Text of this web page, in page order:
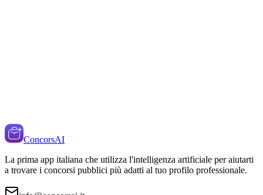
ConcorsAI
La prima app italiana che utilizza l'intelligenza artificiale per aiutarti
a trovare i concorsi pubblici più adatti al tuo profilo professionale.